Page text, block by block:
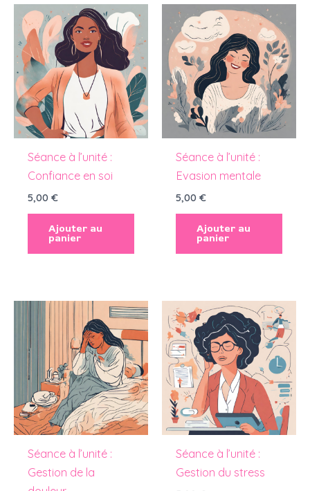
Séance à l’unité :
Confiance en soi
5,00 €
Ajouter au
panier
Séance à l’unité :
Evasion mentale
5,00 €
Ajouter au
panier
Séance à l’unité :
Gestion de la
Séance à l’unité :
Gestion du stress